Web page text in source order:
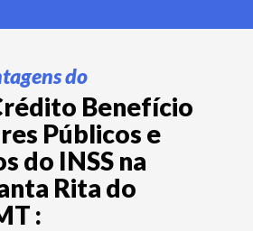
do
Benefício
Públicos e
do INSS na
Rita do
: